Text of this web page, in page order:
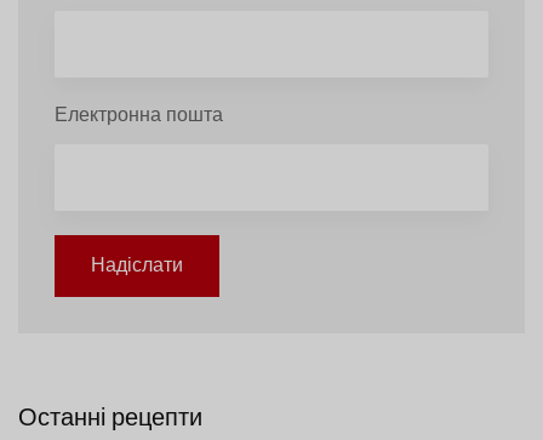
Електронна пошта
Надіслати
Останні рецепти